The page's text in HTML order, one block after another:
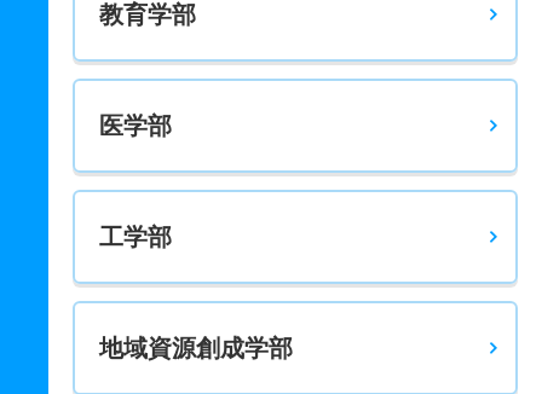
教育学部
医学部
工学部
地域資源創成学部